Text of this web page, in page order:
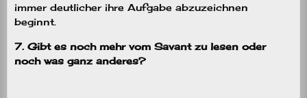
immer deutlicher ihre Aufgabe abzuzeichnen
beginnt.
7. Gibt es noch mehr vom Savant zu lesen oder
noch was ganz anderes?